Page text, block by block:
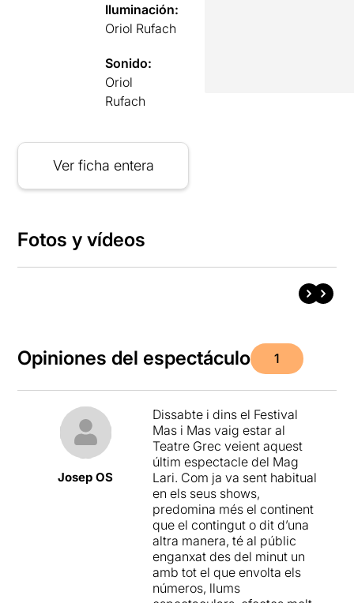
Iluminación:
Oriol Rufach
Sonido:
Oriol
Rufach
Ver ficha entera
Fotos y vídeos
Opiniones del espectáculo 1
Josep OS
Dissabte i dins el Festival
Mas i Mas vaig estar al
Teatre Grec veient aquest
últim espectacle del Mag
Lari. Com ja va sent habitual
en els seus shows,
predomina més el continent
que el contingut o dit d’una
altra manera, té al públic
enganxat des del minut un
amb tot el que envolta els
números, llums